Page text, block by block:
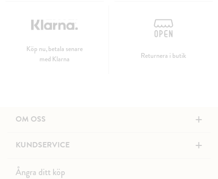
Köp nu, betala senare
med Klarna
Returnera i butik
OM OSS +
KUNDSERVICE +
Ångra ditt köp